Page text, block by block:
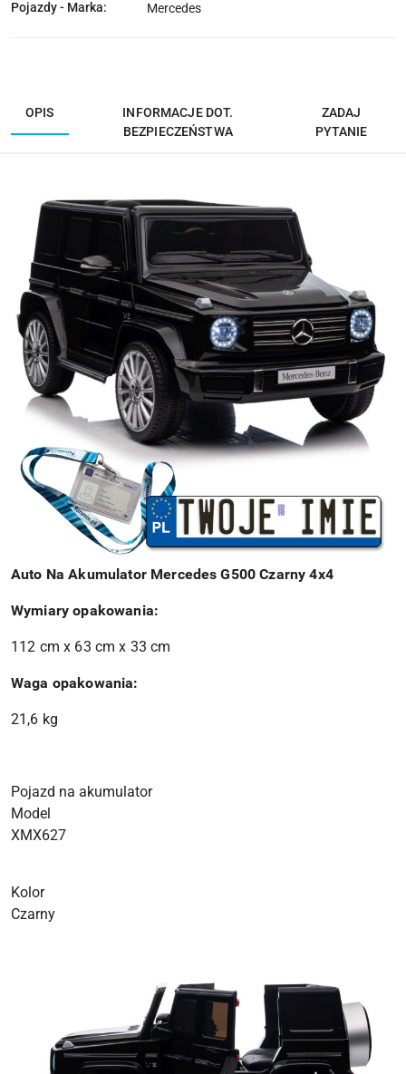
Pojazdy - Marka: Mercedes
OPIS
INFORMACJE DOT.
BEZPIECZEŃSTWA
ZADAJ
PYTANIE
Auto Na Akumulator Mercedes G500 Czarny 4x4
Wymiary opakowania:
112 cm x 63 cm x 33 cm
Waga opakowania:
21,6 kg
Pojazd na akumulator
Model
XMX627
Kolor
Czarny